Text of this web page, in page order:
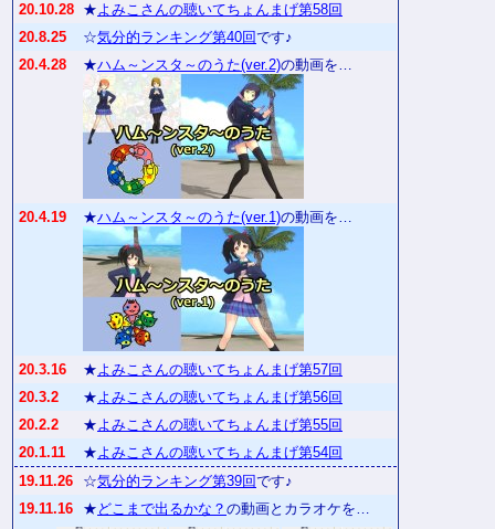
20.10.28 ★よみこさんの聴いてちょんまげ第58回
20.8.25
☆気分的ランキング第40回です♪
20.4.28
★ハム～ンスタ～のうた(ver.2)の動画を…
20.4.19 ★ハム～ンスタ～のうた(ver.1)の動画を…
20.3.16 ★よみこさんの聴いてちょんまげ第57回
20.3.2
★よみこさんの聴いてちょんまげ第56回
20.2.2
★よみこさんの聴いてちょんまげ第55回
20.1.11
★よみこさんの聴いてちょんまげ第54回
19.11.26
☆気分的ランキング第39回です♪
19.11.16
★ どこまで出るかな？ の動画とカラオケを…